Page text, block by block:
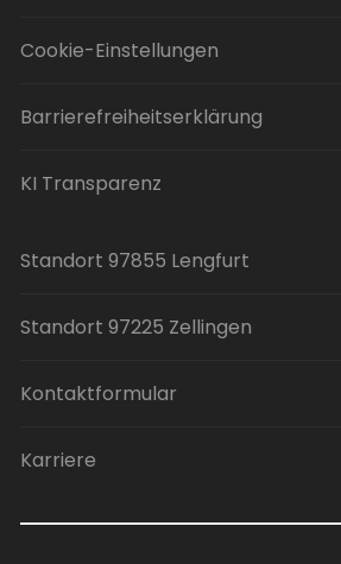
Cookie-Einstellungen
Barrierefreiheitserklärung
KI Transparenz
Standort 97855 Lengfurt
Standort 97225 Zellingen
Kontaktformular
Karriere